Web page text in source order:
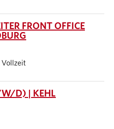
FRONT OFFICE
Vollzeit
D) | KEHL